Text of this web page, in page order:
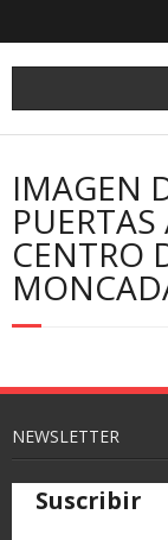
IMAGEN
CENTRO
NEWSLETTER
Suscribir